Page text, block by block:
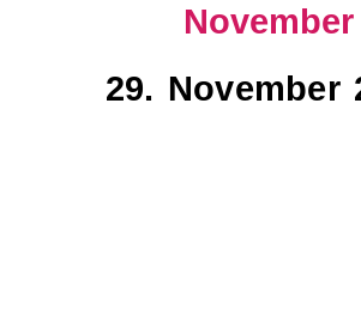
November
29. November